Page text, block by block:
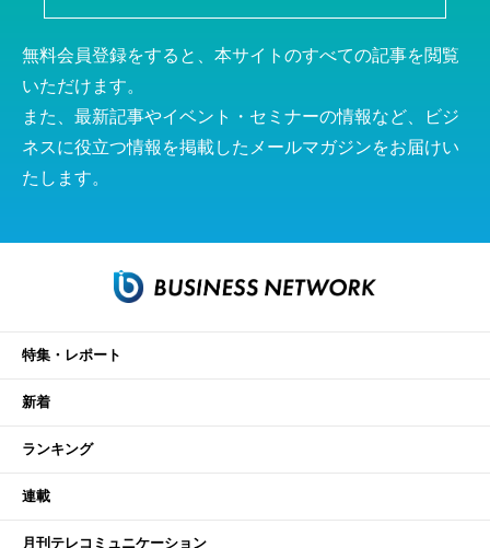
無料会員登録をすると、本サイトのすべての記事を閲覧
いただけます。
また、最新記事やイベント・セミナーの情報など、ビジ
ネスに役立つ情報を掲載したメールマガジンをお届けい
たします。
特集・レポート
新着
ランキング
連載
月刊テレコミュニケーション